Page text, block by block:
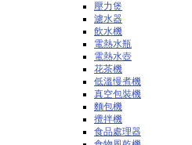
壓力煲
濾水器
飲水機
電熱水瓶
電熱水壺
花茶機
低溫慢煮機
真空包裝機
麵包機
攪拌機
食品處理器